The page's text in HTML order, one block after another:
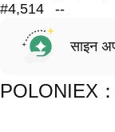
#4,514 --
साइन
POLONIEX：